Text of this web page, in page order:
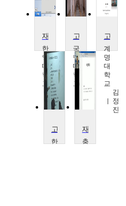
한
양
대
학
교
한
석
영
국
민
대
학
교
이
상
계
명
대
학
교
김
정
진
한
충